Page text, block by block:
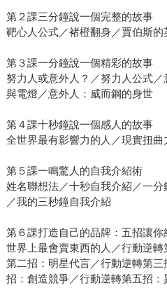
第２課三分鐘說一個完整的故事
靶心人公式／褚橙翻身／賈伯斯
第３課一分鐘說一個精彩的故事
努力人或意外人？／努力人公式
與電燈／意外人：威而鋼的身世
第４課十秒鐘說一個感人的故事
全世界最有影響力的人／現實扭曲
第５課一鳴驚人的自我介紹術
姓名聯想法／十秒自我介紹／一
／我的三秒鐘自我介紹
第６課打造自己的品牌：五招讓你
世界上最會賣東西的人／行動逆
第二招：明星代言／行動逆轉第
招：創造競爭／行動逆轉第五招